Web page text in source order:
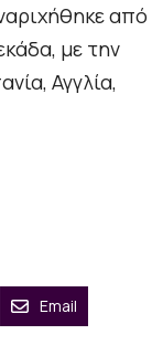
από
με την
Αγγλία,
Email